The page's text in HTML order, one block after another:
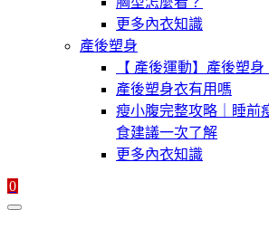
更多內衣知識
產後塑身
【 產後運動】產後塑
產後塑身衣有用嗎
瘦小腹完整攻略｜睡前
食建議一次了解
更多內衣知識
0